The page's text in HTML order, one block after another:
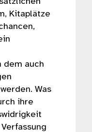
Kitaplätze
dem auch
Was
ihre